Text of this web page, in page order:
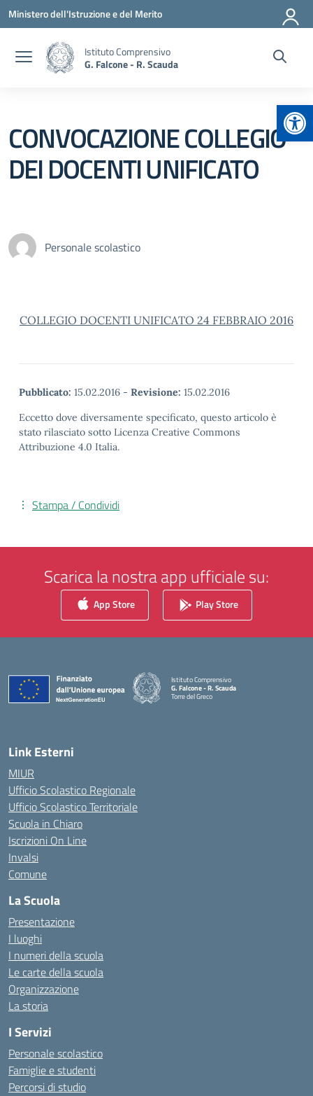
Vai ai contenuti
Vai al menu di navigazione
Vai al footer
Ministero dell'Istruzione e del Merito
Istituto Comprensivo
G. Falcone - R. Scauda
CONVOCAZIONE COLLEGIO
DEI DOCENTI UNIFICATO
Personale scolastico
COLLEGIO DOCENTI UNIFICATO 24 FEBBRAIO 2016
Pubblicato: 15.02.2016 - Revisione: 15.02.2016
Eccetto dove diversamente specificato, questo articolo è
stato rilasciato sotto Licenza Creative Commons
Attribuzione 4.0 Italia.
Stampa / Condividi
Scarica la nostra app ufficiale su:
App Store Play Store
Istituto Comprensivo
G. Falcone - R. Scauda
Torre del Greco
Link Esterni
MIUR
Ufficio Scolastico Regionale
Ufficio Scolastico Territoriale
Scuola in Chiaro
Iscrizioni On Line
Invalsi
Comune
La Scuola
Presentazione
I luoghi
I numeri della scuola
Le carte della scuola
Organizzazione
La storia
I Servizi
Personale scolastico
Famiglie e studenti
Percorsi di studio